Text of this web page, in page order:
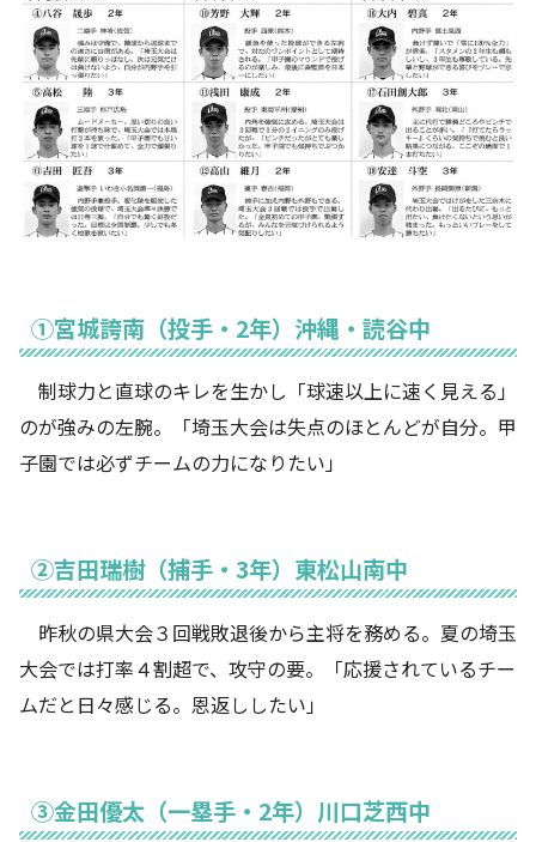
①宮城誇南（投手・2年）沖縄・読谷中
制球力と直球のキレを生かし「球速以上に速く見える」
のが強みの左腕。「埼玉大会は失点のほとんどが自分。甲
子園では必ずチームの力になりたい」
②吉田瑞樹（捕手・3年）東松山南中
昨秋の県大会３回戦敗退後から主将を務める。夏の埼玉
大会では打率４割超で、攻守の要。「応援されているチー
ムだと日々感じる。恩返ししたい」
③金田優太（一塁手・2年）川口芝西中